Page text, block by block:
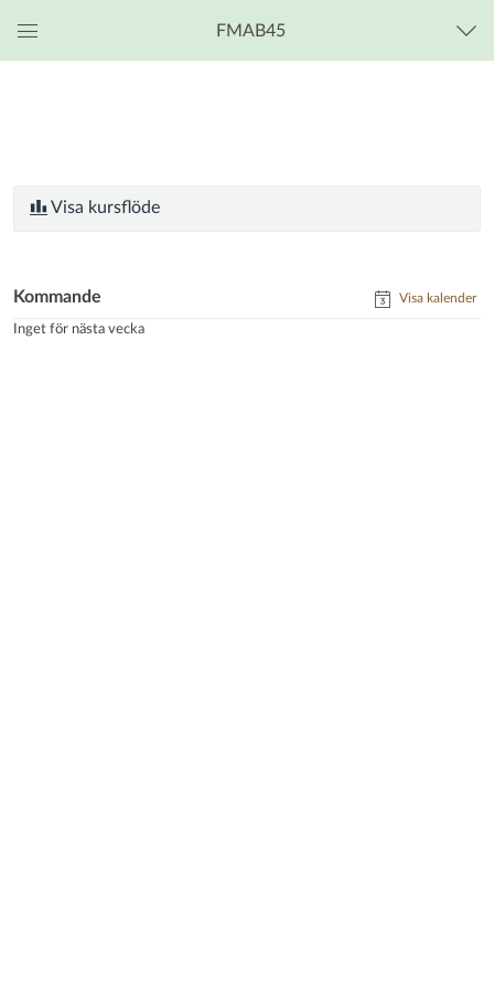
FMAB45
Visa kursflöde
Kommande Visa kalender
Inget för nästa vecka